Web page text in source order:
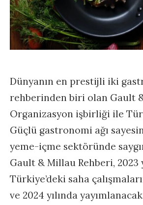
Dünyanın en prestijli iki
rehberinden biri olan Gault
Organizasyon işbirliği ile
Güçlü gastronomi ağı
yeme-içme sektöründe
Gault & Millau Rehberi, 2023
Türkiye’deki saha
ve 2024 yılında